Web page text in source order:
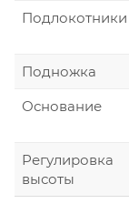
Подлокотники
Подножка
Основание
Регулировка
высоты